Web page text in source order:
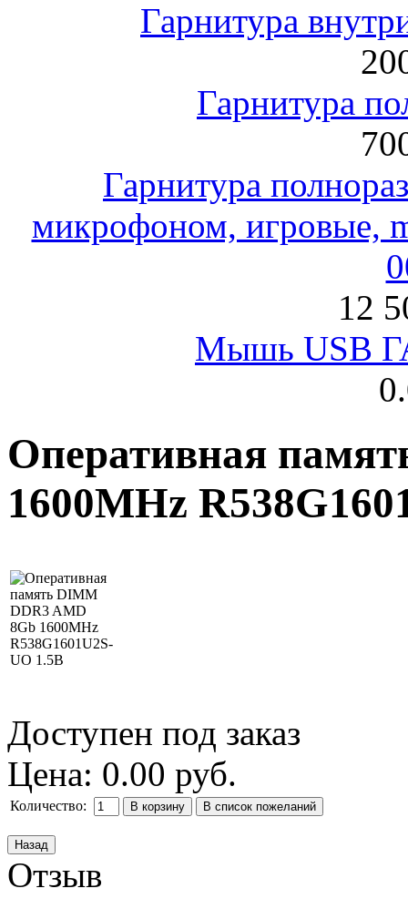
Гарнитура
Гарнитура
Гарнитура
микрофоном, игровые,
12
Мышь USB
Оперативная
1600MHz
Доступен под заказ
Цена: 0.00 руб.
Количество:
Отзыв